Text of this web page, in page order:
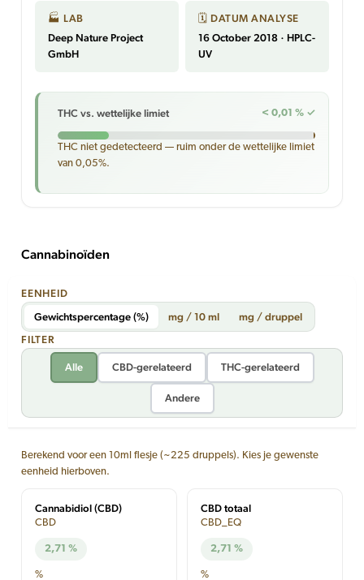
🏭 LAB
Deep Nature Project
GmbH
🗓 DATUM ANALYSE
16 October 2018 · HPLC-
UV
THC vs. wettelijke limiet < 0,01 % ✓
THC niet gedetecteerd — ruim onder de wettelijke limiet
van 0,05%.
Cannabinoïden
EENHEID
Gewichtspercentage (%)
mg / 10 ml
mg / druppel
FILTER
Alle CBD-gerelateerd THC-gerelateerd
Andere
Berekend voor een 10ml flesje (~225 druppels). Kies je gewenste
eenheid hierboven.
Cannabidiol (CBD)
CBD
2,71 %
%
CBD totaal
CBD_EQ
2,71 %
%